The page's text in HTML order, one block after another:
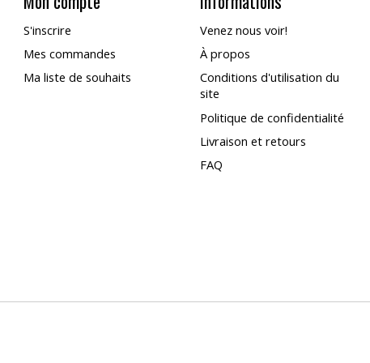
S'inscrire
Mes commandes
Ma liste de souhaits
Venez nous voir!
À propos
Conditions d'utilisation du
site
Politique de confidentialité
Livraison et retours
FAQ